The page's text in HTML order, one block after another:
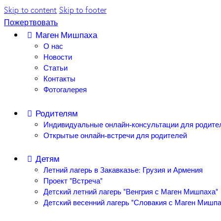
Skip to content Skip to footer
Пожертвовать
Маген Мишпаха
О нас
Новости
Статьи
Контакты
Фотогалерея
Родителям
Индивидуальные онлайн-консультации для
Открытые онлайн-встречи для родителей
Детям
Летний лагерь в Закавказье: Грузия и Армения
Проект “Встреча”
Детский летний лагерь “Венгрия с Маген Мишпаха”
Детский весенний лагерь “Словакия с Маген